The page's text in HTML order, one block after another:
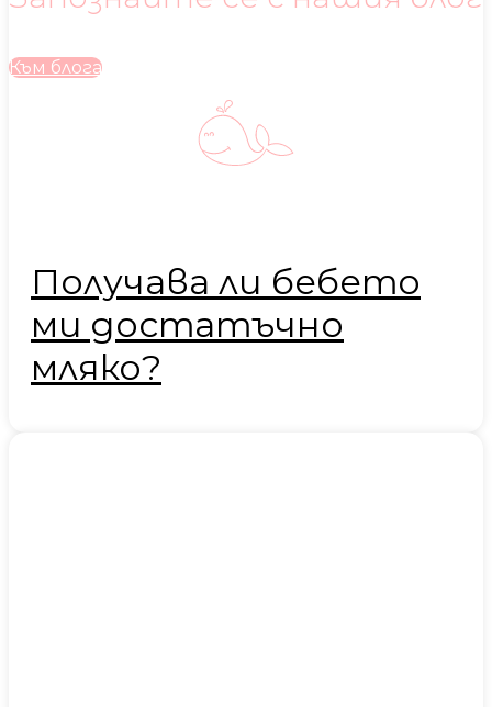
Към блога
Получава ли бебето
ми достатъчно
мляко?